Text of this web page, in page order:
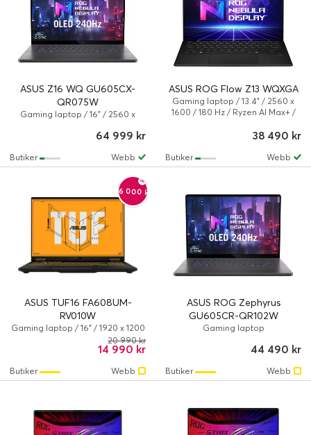
ASUS Z16 WQ GU605CX-
QR075W
Gaming laptop / 16" / 2560 x
285H / 64 GB / 2 TB / NVIDIA
140T / Windows 11 Home
64 999 kr
Webb
Butiker
ASUS ROG Flow Z13 WQXGA
Gaming laptop / 13.4" / 2560 x
1600 / 180 Hz / Ryzen AI Max+ /
8060S / Windows 11 Pro
38 490 kr
Webb
Butiker
-6 000 kr
ASUS TUF16 FA608UM-
RV010W
Gaming laptop / 16" / 1920 x 1200
/ 165 Hz / Ryzen 7 / 16 GB / 1 TB /
NVIDIA GeForce RTX 5060 / AMD
14 990 kr
20 990 kr
Webb
Butiker
ASUS ROG Zephyrus
GU605CR-QR102W
Gaming laptop
44 490 kr
Webb
Butiker